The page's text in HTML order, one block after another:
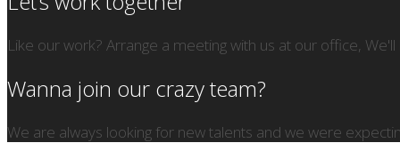
Like our work? Arrange a meeting with us at our office,
Wanna join our crazy team?
We are always looking for new talents and we were